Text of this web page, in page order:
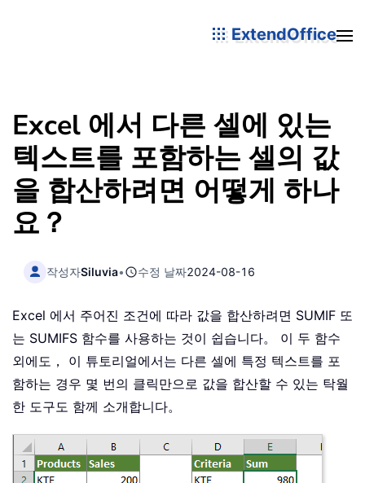
ExtendOffice
Excel 에서 다른 셀에 있는
텍스트를 포함하는 셀의 값
을 합산하려면 어떻게 하나
요？
작성자Siluvia• 수정 날짜2024-08-16
Excel 에서 주어진 조건에 따라 값을 합산하려면 SUMIF 또
는 SUMIFS 함수를 사용하는 것이 쉽습니다。 이 두 함수
외에도， 이 튜토리얼에서는 다른 셀에 특정 텍스트를 포
함하는 경우 몇 번의 클릭만으로 값을 합산할 수 있는 탁월
한 도구도 함께 소개합니다。